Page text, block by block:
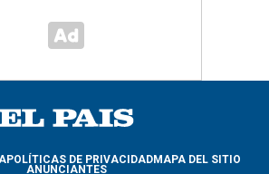
POLÍTICAS DE PRIVACIDADMAPA DEL SITIO
ANUNCIANTES